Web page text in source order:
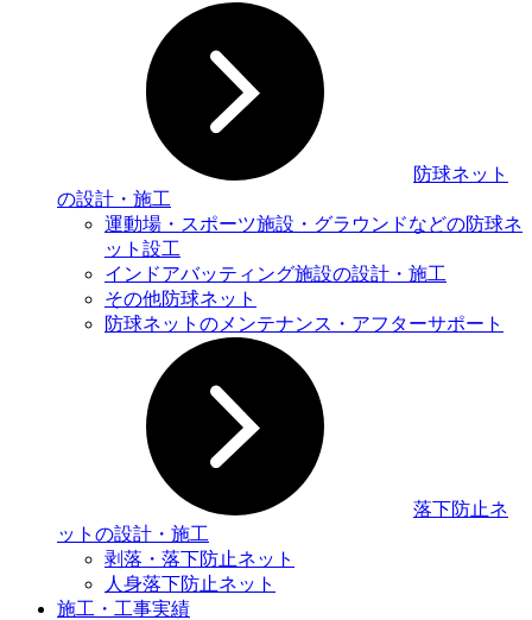
防球ネット
の設計・施工
運動場・スポーツ施設・グラウンドなどの防球ネ
ット設⼯
インドアバッティング施設の設計・施工
その他防球ネット
防球ネットのメンテナンス・アフターサポート
落下防止ネ
ットの設計・施工
剥落・落下防止ネット
人身落下防止ネット
施工・工事実績